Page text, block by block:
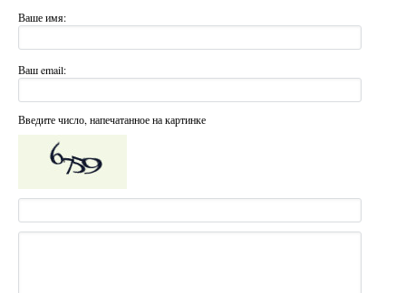
Ваше имя:
Ваш email:
Введите число, напечатанное на картинке